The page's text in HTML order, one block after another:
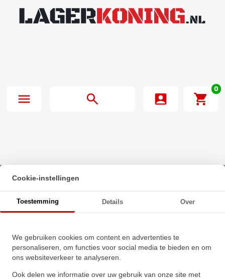
0
Beginpagina· INA Stangkop GIR25 DO 2RS (25x64x20mm)
Cookie-instellingen
Toestemming Details Over
We gebruiken cookies om content en advertenties te
personaliseren, om functies voor social media te bieden en om
ons websiteverkeer te analyseren.
Ook delen we informatie over uw gebruik van onze site met
(25x64x20mm)
★★★★
★★★★
Schrijf een review!